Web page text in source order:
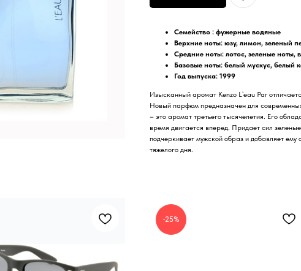
Семейство : фужерные водяные
Верхние ноты: юзу, лимон, зеленый
Средние ноты: лотос, зеленые ноты,
Базовые ноты: белый мускус, белый
Год выпуска: 1999
Изысканный аромат Kenzo L`eau Par
Новый парфюм предназначен для
– это аромат третьего тысячелетия. Его
время двигается вперед. Придает сил
подчеркивает мужской образ и добавляет
тяжелого дня.
-25%